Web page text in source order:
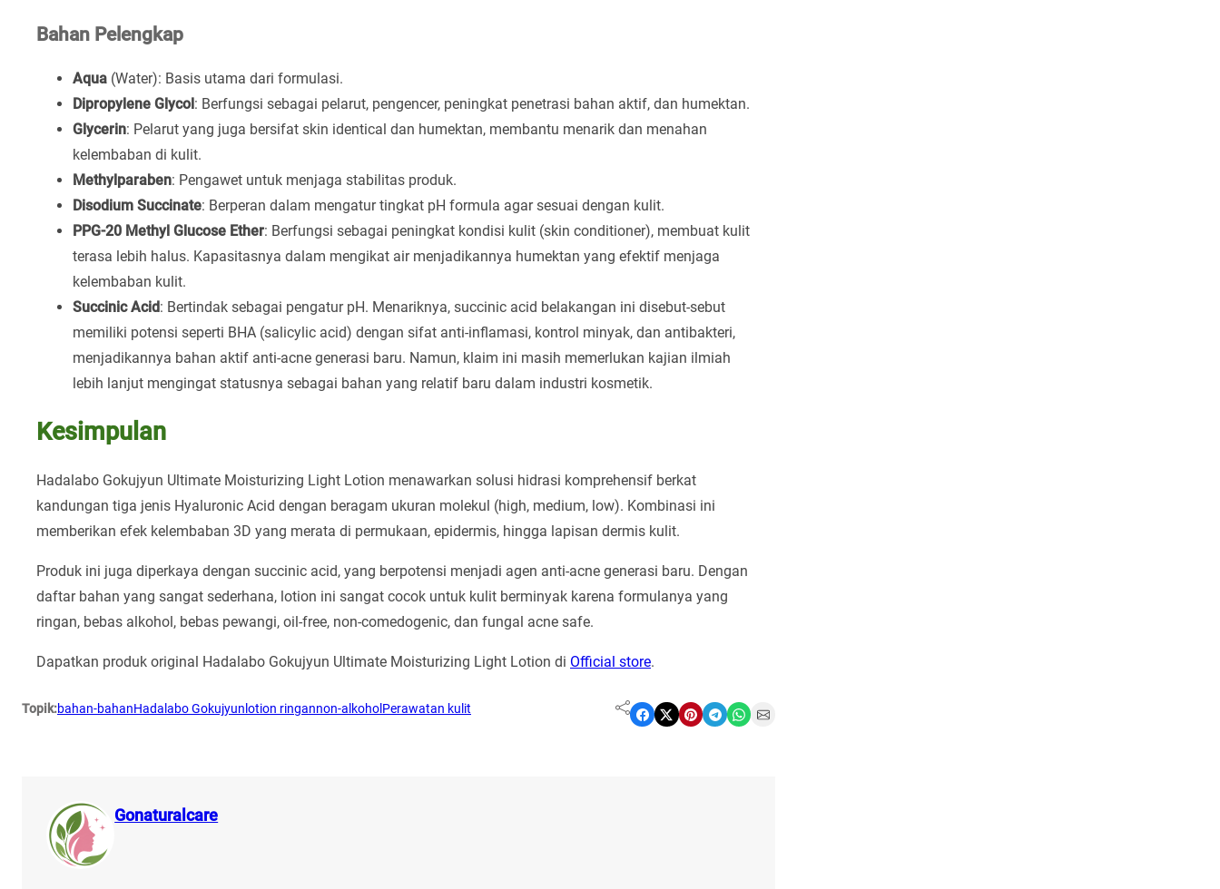
Bahan Pelengkap
Aqua (Water): Basis utama dari formulasi.
Dipropylene Glycol: Berfungsi sebagai pelarut, pengencer, peningkat penetrasi bahan aktif, dan humektan.
Glycerin: Pelarut yang juga bersifat skin identical dan humektan, membantu menarik dan menahan
kelembaban di kulit.
Methylparaben: Pengawet untuk menjaga stabilitas produk.
Disodium Succinate: Berperan dalam mengatur tingkat pH formula agar sesuai dengan kulit.
PPG-20 Methyl Glucose Ether: Berfungsi sebagai peningkat kondisi kulit (skin conditioner), membuat kulit
terasa lebih halus. Kapasitasnya dalam mengikat air menjadikannya humektan yang efektif menjaga
kelembaban kulit.
Succinic Acid: Bertindak sebagai pengatur pH. Menariknya, succinic acid belakangan ini disebut-sebut
memiliki potensi seperti BHA (salicylic acid) dengan sifat anti-inflamasi, kontrol minyak, dan antibakteri,
menjadikannya bahan aktif anti-acne generasi baru. Namun, klaim ini masih memerlukan kajian ilmiah
lebih lanjut mengingat statusnya sebagai bahan yang relatif baru dalam industri kosmetik.
Kesimpulan
Hadalabo Gokujyun Ultimate Moisturizing Light Lotion menawarkan solusi hidrasi komprehensif berkat
kandungan tiga jenis Hyaluronic Acid dengan beragam ukuran molekul (high, medium, low). Kombinasi ini
memberikan efek kelembaban 3D yang merata di permukaan, epidermis, hingga lapisan dermis kulit.
Produk ini juga diperkaya dengan succinic acid, yang berpotensi menjadi agen anti-acne generasi baru. Dengan
daftar bahan yang sangat sederhana, lotion ini sangat cocok untuk kulit berminyak karena formulanya yang
ringan, bebas alkohol, bebas pewangi, oil-free, non-comedogenic, dan fungal acne safe.
Dapatkan produk original Hadalabo Gokujyun Ultimate Moisturizing Light Lotion di Official store.
Topik:bahan-bahanHadalabo Gokujyun lotion ringannon-alkohol Perawatan kulit Share on Facebook Share on X Share on Pinterest Share on Telegram Share on WhatsApp Share on Email
Gonaturalcare